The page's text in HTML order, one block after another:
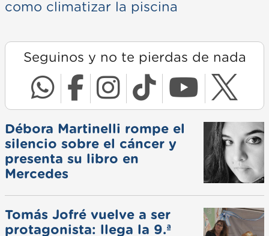
como climatizar la piscina
Seguinos y no te pierdas de nada
Débora Martinelli rompe el
silencio sobre el cáncer y
presenta su libro en
Mercedes
Tomás Jofré vuelve a ser
protagonista: llega la 9.ª